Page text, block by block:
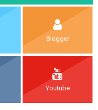
Blogger
Youtube